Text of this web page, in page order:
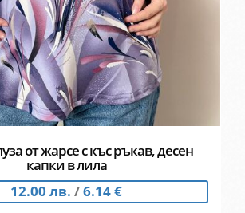
от жарсе с къс ръкав, десен
капки в лила
12.00 лв. /6.14 €